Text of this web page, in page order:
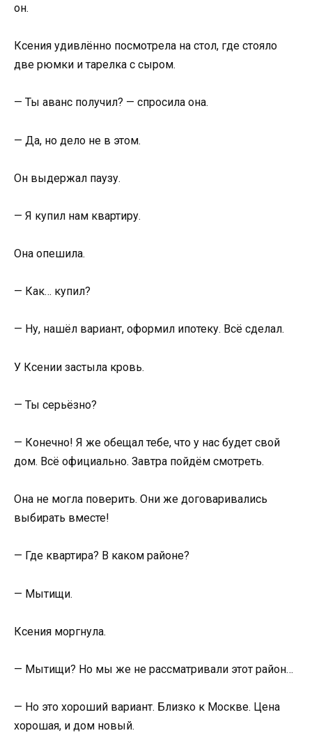
он.
Ксения удивлённо посмотрела на стол, где стояло
две рюмки и тарелка с сыром.
— Ты аванс получил? — спросила она.
— Да, но дело не в этом.
Он выдержал паузу.
— Я купил нам квартиру.
Она опешила.
— Как… купил?
— Ну, нашёл вариант, оформил ипотеку. Всё сделал.
У Ксении застыла кровь.
— Ты серьёзно?
— Конечно! Я же обещал тебе, что у нас будет свой
дом. Всё официально. Завтра пойдём смотреть.
Она не могла поверить. Они же договаривались
выбирать вместе!
— Где квартира? В каком районе?
— Мытищи.
Ксения моргнула.
— Мытищи? Но мы же не рассматривали этот район…
— Но это хороший вариант. Близко к Москве. Цена
хорошая, и дом новый.